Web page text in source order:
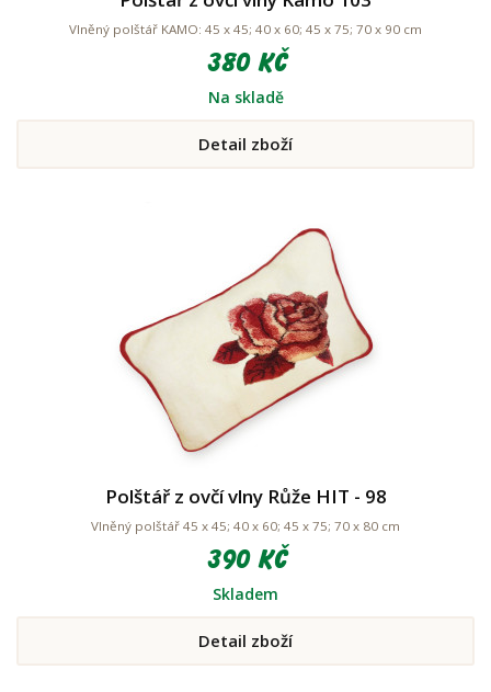
Vlněný polštář KAMO: 45 x 45; 40 x 60; 45 x 75; 70 x 90 cm
380 Kč
Na skladě
Detail zboží
Polštář z ovčí vlny Růže HIT - 98
Vlněný polštář 45 x 45; 40 x 60; 45 x 75; 70 x 80 cm
390 Kč
Skladem
Detail zboží